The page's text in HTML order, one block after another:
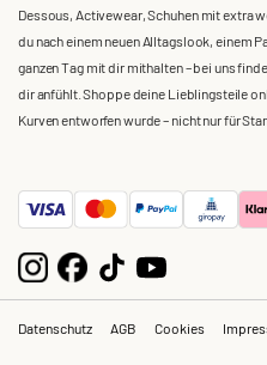
Dessous, Activewear, Schuhen mit extra
du nach einem neuen Alltagslook, einem
ganzen Tag mit dir mithalten – bei uns
dir anfühlt. Shoppe deine Lieblingsteile
Kurven entworfen wurde – nicht nur für
Datenschutz AGB Cookies